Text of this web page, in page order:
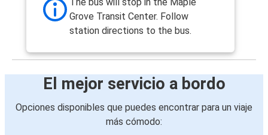
Grove Transit Center. Follow
station directions to the bus.
El mejor servicio a bordo
Opciones disponibles que puedes encontrar para un viaje
más cómodo: